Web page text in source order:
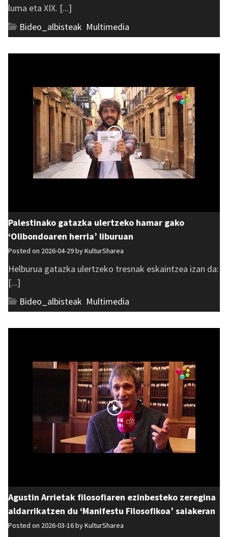
luma eta XIX. [...]
Bideo_albisteak Multimedia
Palestinako gatazka ulertzeko hamar gako
‘Olibondoaren herria’ liburuan
Posted on 2026-04-29 byKulturSharea
Helburua gatazka ulertzeko tresnak eskaintzea izan da:
[...]
Bideo_albisteak Multimedia
Agustin Arrietak filosofiaren ezinbesteko zeregina
aldarrikatzen du ‘Manifestu Filosofikoa’ saiakeran
Posted on 2026-03-16 byKulturSharea